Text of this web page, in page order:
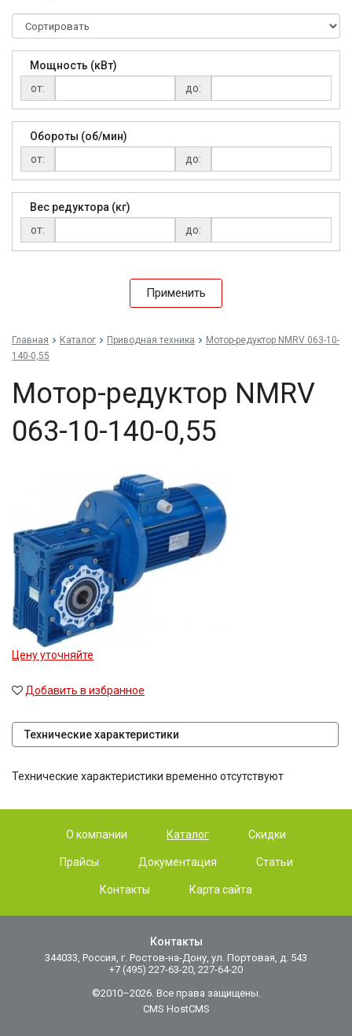
Мощность (кВт)
от:
до:
Обороты (об/мин)
от:
до:
Вес редуктора (кг)
от:
до:
Применить
Главная Каталог Приводная техника
Мо­тор-ре­дук­тор NMRV 063-10-
140-0,55
Мо­тор-ре­дук­тор NMRV
063-10-140-0,55
Цену уточняйте
Добавить в избранное
Технические характеристики
Технические характеристики временно отсутствуют
О компании Каталог Скидки
Прайсы Документация Статьи
Контакты Карта сайта
Контакты
344033, Россия, г. Ростов-на-Дону, ул. Портовая, д. 543
+7 (495) 227-63-20, 227-64-20
©2010–2026. Все права защищены.
CMS HostCMS